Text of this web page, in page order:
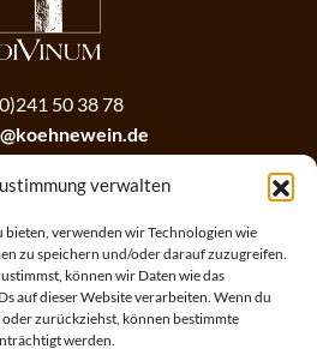
verwalten
bieten, verwenden wir Technologien wie
zu speichern und/oder darauf zuzugreifen.
können wir Daten wie das
auf dieser Website verarbeiten. Wenn du
zurückziehst, können bestimmte
werden.
50 38 78
ANMELDEN